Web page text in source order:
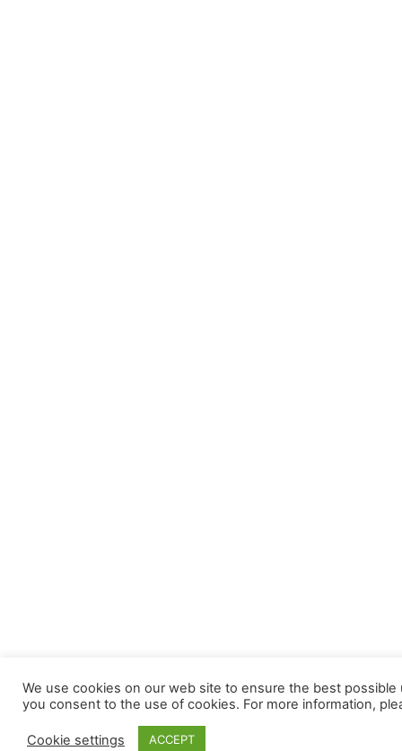
We use cookies on our web site to ensure the best
you consent to the use of cookies. For more information,
Cookie settings ACCEPT